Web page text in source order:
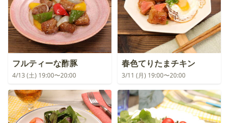
フルティーな酢豚
4/13 (土) 19:00〜20:00
春色てりたまチキン
3/11 (月) 19:00〜20:00